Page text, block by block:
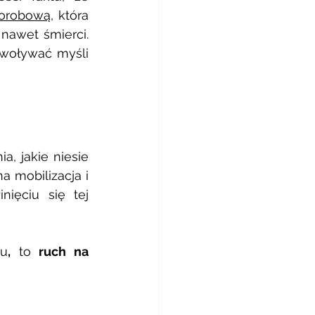
, która
śmierci.
myśli
jakie niesie
mobilizacja i
się tej
, to ruch na